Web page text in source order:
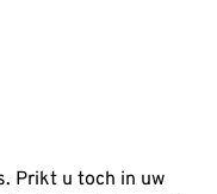
Prikt u toch in uw